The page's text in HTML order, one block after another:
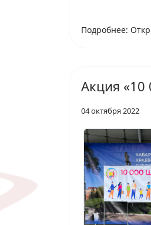
Подробнее:
Акция «10
04 октября 2022